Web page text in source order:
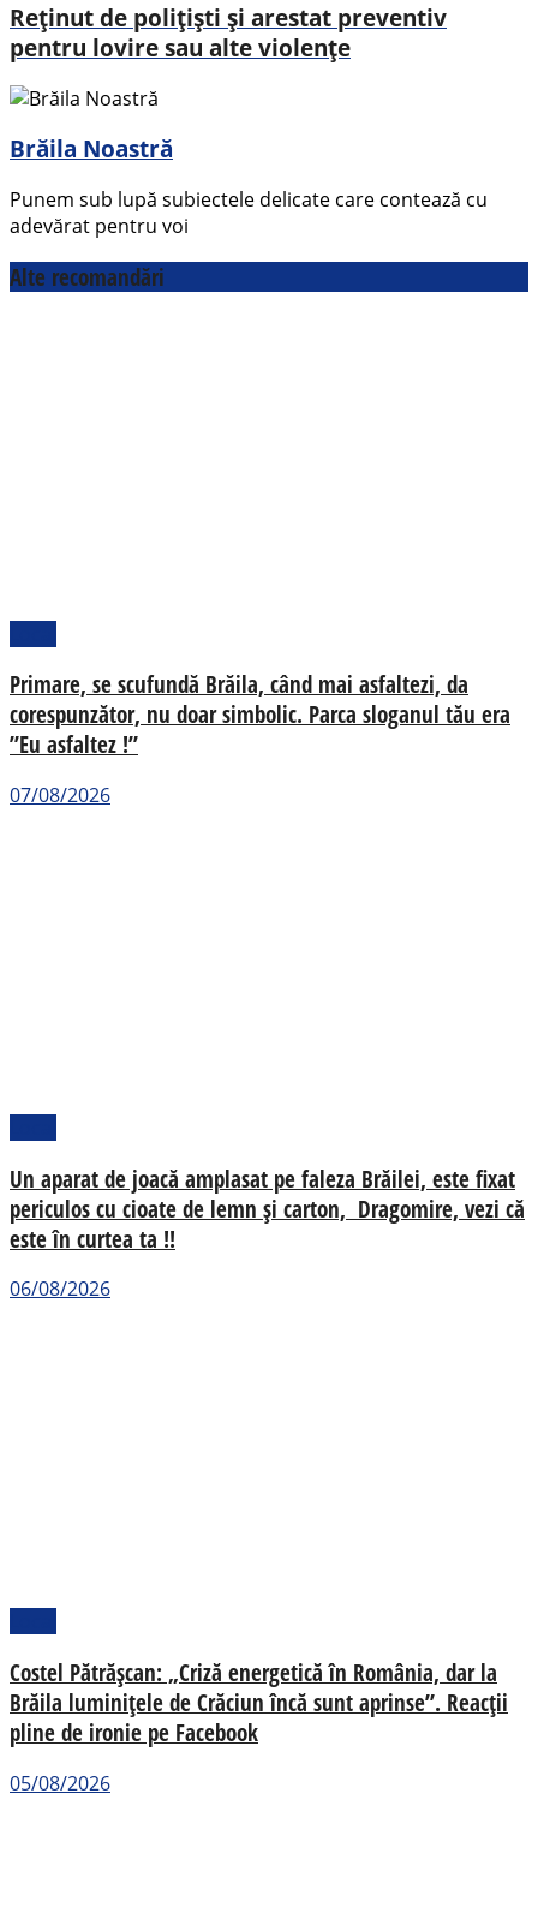
Reținut de polițiști și arestat preventiv
pentru lovire sau alte violențe
Brăila Noastră
Punem sub lupă subiectele delicate care contează cu
adevărat pentru voi
Alte recomandări
Primare, se scufundă Brăila, când mai asfaltezi, da
corespunzător, nu doar simbolic. Parca sloganul tău era
”Eu asfaltez !”
07/08/2026
Un aparat de joacă amplasat pe faleza Brăilei, este fixat
periculos cu cioate de lemn și carton, Dragomire, vezi că
este în curtea ta !!
06/08/2026
Costel Pătrășcan: „Criză energetică în România, dar la
Brăila luminițele de Crăciun încă sunt aprinse”. Reacții
pline de ironie pe Facebook
05/08/2026